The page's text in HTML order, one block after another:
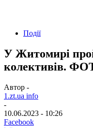
Події
У Житомирі
колективів.
Автор -
1.zt.ua info
-
10.06.2023 - 10:26
Facebook